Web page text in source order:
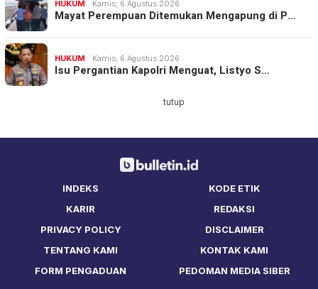
HUKUM Kamis, 6 Agustus 2026
Mayat Perempuan Ditemukan Mengapung di P…
HUKUM Kamis, 6 Agustus 2026
Isu Pergantian Kapolri Menguat, Listyo S…
INDEKS
KODE ETIK
KARIR
REDAKSI
PRIVACY POLICY
DISCLAIMER
TENTANG KAMI
KONTAK KAMI
FORM PENGADUAN
PEDOMAN MEDIA SIBER
tutup